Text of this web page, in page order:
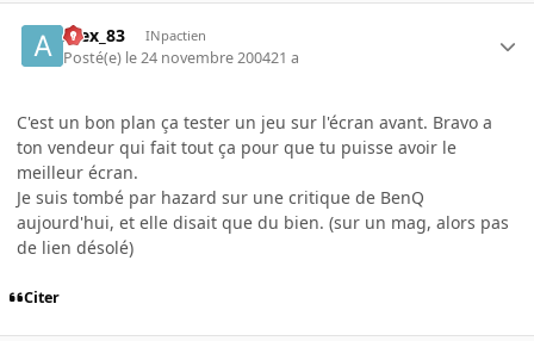
Alex_83 INpactien
Posté(e) le 24 novembre 200421 a
C'est un bon plan ça tester un jeu sur l'écran avant. Bravo a
ton vendeur qui fait tout ça pour que tu puisse avoir le
meilleur écran.
Je suis tombé par hazard sur une critique de BenQ
aujourd'hui, et elle disait que du bien. (sur un mag, alors pas
de lien désolé)
Citer